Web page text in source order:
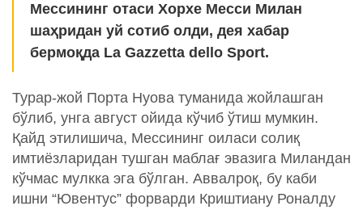
Мессининг отаси Хорхе Месси Милан
шаҳридан уй сотиб олди, дея хабар
бермоқда La Gazzetta dello Sport.
Турар-жой Порта Нуова туманида жойлашган
бўлиб, унга август ойида кўчиб ўтиш мумкин.
Қайд этилишича, Мессининг оиласи солиқ
имтиёзларидан тушган маблағ эвазига Миландан
кўчмас мулкка эга бўлган. Аввалроқ, бу каби
ишни “Ювентус” форварди Криштиану Роналду